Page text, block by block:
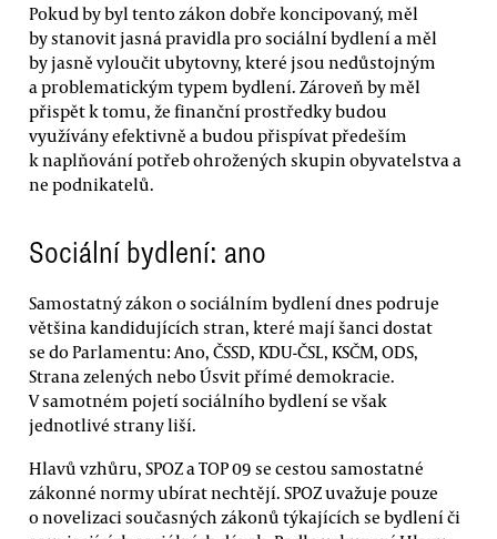
Pokud by byl tento zákon dobře koncipovaný, měl
by stanovit jasná pravidla pro sociální bydlení a měl
by jasně vyloučit ubytovny, které jsou nedůstojným
a problematickým typem bydlení. Zároveň by měl
přispět k tomu, že finanční prostředky budou
využívány efektivně a budou přispívat předeším
k naplňování potřeb ohrožených skupin obyvatelstva a
ne podnikatelů.
Sociální bydlení: ano
Samostatný zákon o sociálním bydlení dnes podruje
většina kandidujících stran, které mají šanci dostat
se do Parlamentu: Ano, ČSSD, KDU-ČSL, KSČM, ODS,
Strana zelených nebo Úsvit přímé demokracie.
V samotném pojetí sociálního bydlení se však
jednotlivé strany liší.
Hlavů vzhůru, SPOZ a TOP 09 se cestou samostatné
zákonné normy ubírat nechtějí. SPOZ uvažuje pouze
o novelizaci současných zákonů týkajících se bydlení či